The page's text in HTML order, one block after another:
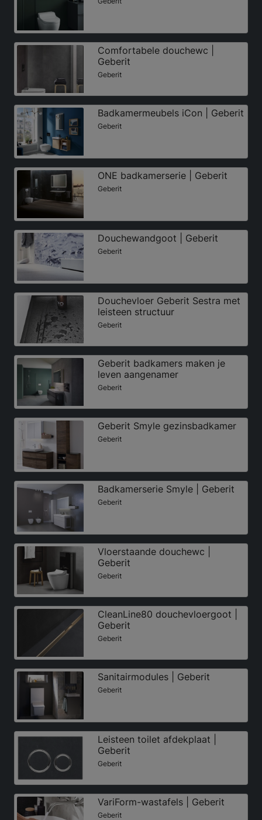
Comfortabele douchewc |
Geberit
Geberit
Badkamermeubels iCon | Geberit
Geberit
ONE badkamerserie | Geberit
Geberit
Douchewandgoot | Geberit
Geberit
Douchevloer Geberit Sestra met
leisteen structuur
Geberit
Geberit badkamers maken je
leven aangenamer
Geberit
Geberit Smyle gezinsbadkamer
Geberit
Badkamerserie Smyle | Geberit
Geberit
Vloerstaande douchewc |
Geberit
Geberit
CleanLine80 douchevloergoot |
Geberit
Geberit
Sanitairmodules | Geberit
Geberit
Leisteen toilet afdekplaat |
Geberit
Geberit
VariForm-wastafels | Geberit
Geberit